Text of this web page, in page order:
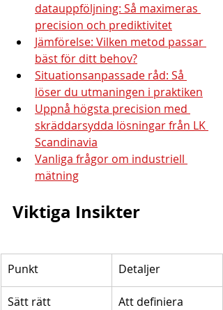
datauppföljning: Så maximeras
precision och prediktivitet
Jämförelse: Vilken metod passar
bäst för ditt behov?
Situationsanpassade råd: Så
löser du utmaningen i praktiken
Uppnå högsta precision med
skräddarsydda lösningar från LK
Scandinavia
Vanliga frågor om industriell
mätning
Viktiga Insikter
Punkt Detaljer
Sätt rätt
Att definiera